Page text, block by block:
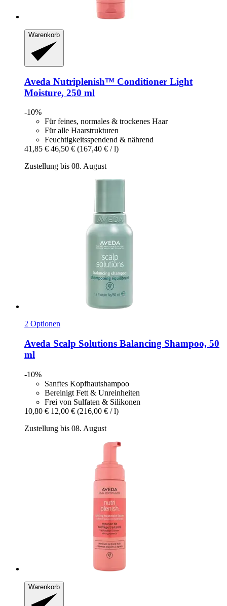
Warenkorb
Aveda Nutriplenish™ Conditioner Light
Moisture, 250 ml
-10%
Für feines, normales & trockenes Haar
Für alle Haarstrukturen
Feuchtigkeitsspendend & nährend
41,85 € 46,50 € (167,40 € / l)
Zustellung bis 08. August
2 Optionen
Aveda Scalp Solutions Balancing Shampoo, 50
ml
-10%
Sanftes Kopfhautshampoo
Bereinigt Fett & Unreinheiten
Frei von Sulfaten & Silikonen
10,80 € 12,00 € (216,00 € / l)
Zustellung bis 08. August
Warenkorb